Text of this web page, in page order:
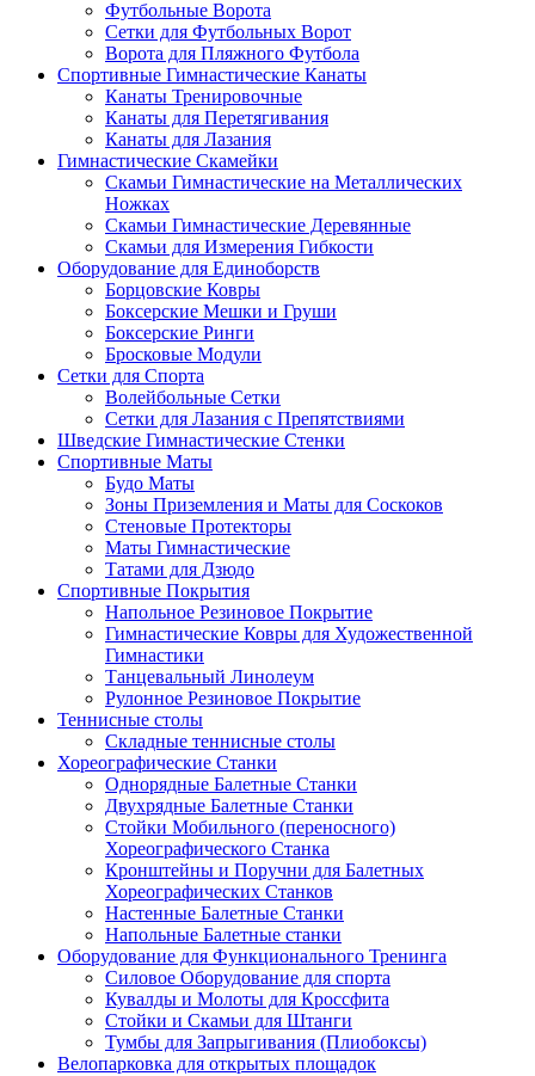
Футбольные Ворота
Сетки для Футбольных Ворот
Ворота для Пляжного Футбола
Спортивные Гимнастические Канаты
Канаты Тренировочные
Канаты для Перетягивания
Канаты для Лазания
Гимнастические Скамейки
Скамьи Гимнастические на Металлических
Ножках
Скамьи Гимнастические Деревянные
Скамьи для Измерения Гибкости
Оборудование для Единоборств
Борцовские Ковры
Боксерские Мешки и Груши
Боксерские Ринги
Бросковые Модули
Сетки для Спорта
Волейбольные Сетки
Сетки для Лазания с Препятствиями
Шведские Гимнастические Стенки
Спортивные Маты
Будо Маты
Зоны Приземления и Маты для Соскоков
Стеновые Протекторы
Маты Гимнастические
Татами для Дзюдо
Спортивные Покрытия
Напольное Резиновое Покрытие
Гимнастические Ковры для Художественной
Гимнастики
Танцевальный Линолеум
Рулонное Резиновое Покрытие
Теннисные столы
Складные теннисные столы
Хореографические Станки
Однорядные Балетные Станки
Двухрядные Балетные Станки
Стойки Мобильного (переносного)
Хореографического Станка
Кронштейны и Поручни для Балетных
Хореографических Станков
Настенные Балетные Станки
Напольные Балетные станки
Оборудование для Функционального Тренинга
Силовое Оборудование для спорта
Кувалды и Молоты для Кроссфита
Стойки и Скамьи для Штанги
Тумбы для Запрыгивания (Плиобоксы)
Велопарковка для открытых площадок